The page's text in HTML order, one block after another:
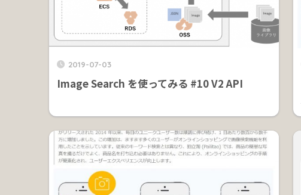
2019-07-03
Image Search を使ってみる #10 V2 API